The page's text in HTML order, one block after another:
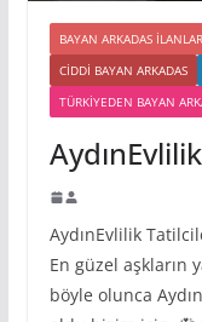
BAYAN ARKADAS
CIDDI BAYAN ARKADAS
TÜRKIYEDEN BAYAN
AydınEvlilik
AydınEvlilik
En güzel aşkların
böyle olunca